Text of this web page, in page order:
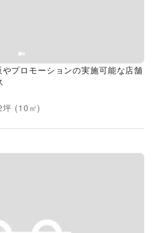
やプロモーションの実施可能な店舗
坪 (10 ㎡)